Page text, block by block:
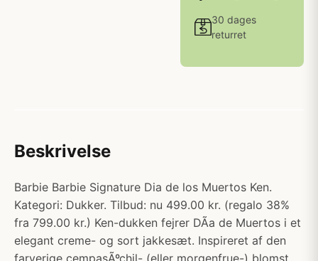
30 dages
returret
Beskrivelse
Barbie Barbie Signature Dia de los Muertos Ken.
Kategori: Dukker. Tilbud: nu 499.00 kr. (regalo 38%
fra 799.00 kr.) Ken-dukken fejrer DÃ­a de Muertos i et
elegant creme- og sort jakkesæt. Inspireret af den
farverige cempasÃºchil- (eller morgenfrue-) blomst,